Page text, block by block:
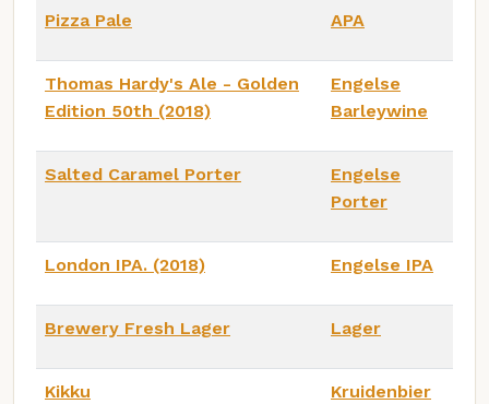
Pizza Pale APA
Thomas Hardy's Ale - Golden
Edition 50th (2018)
Engelse
Barleywine
Salted Caramel Porter
Engelse
Porter
London IPA. (2018) Engelse IPA
Brewery Fresh Lager Lager
Kikku Kruidenbier